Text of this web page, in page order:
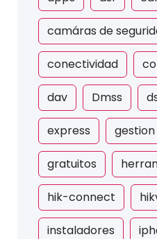
camáras de
conectividad
dav Dmss
express gestion
gratuitos
hik-connect
instaladores